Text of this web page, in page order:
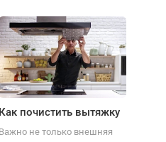
Как почистить вытяжку
Важно не только внешняя